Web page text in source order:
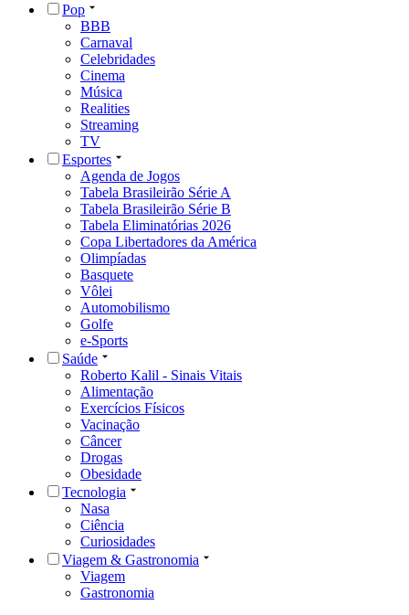
Pop
BBB
Carnaval
Celebridades
Cinema
Música
Realities
Streaming
TV
Esportes
Agenda de Jogos
Tabela Brasileirão Série A
Tabela Brasileirão Série B
Tabela Eliminatórias 2026
Copa Libertadores da América
Olimpíadas
Basquete
Vôlei
Automobilismo
Golfe
e-Sports
Saúde
Roberto Kalil - Sinais Vitais
Alimentação
Exercícios Físicos
Vacinação
Câncer
Drogas
Obesidade
Tecnologia
Nasa
Ciência
Curiosidades
Viagem & Gastronomia
Viagem
Gastronomia